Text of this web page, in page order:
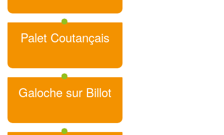
Palet Coutançais
Galoche sur Billot